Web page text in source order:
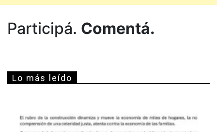
Participá. Comentá.
Lo más leído